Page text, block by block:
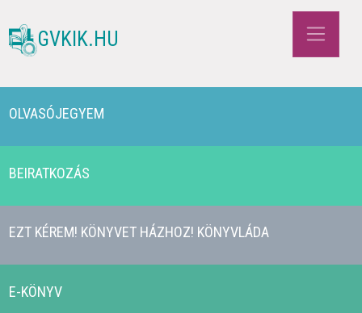
GVKIK.HU
OLVASÓJEGYEM
BEIRATKOZÁS
EZT KÉREM! KÖNYVET HÁZHOZ! KÖNYVLÁDA
E-KÖNYV